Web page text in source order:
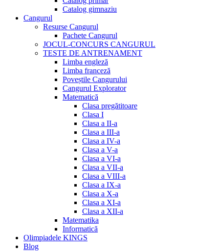
Catalog gimnaziu
Cangurul
Resurse Cangurul
Pachete Cangurul
JOCUL-CONCURS CANGURUL
TESTE DE ANTRENAMENT
Limba engleză
Limba franceză
Poveștile Cangurului
Cangurul Explorator
Matematică
Clasa pregătitoare
Clasa I
Clasa a II-a
Clasa a III-a
Clasa a IV-a
Clasa a V-a
Clasa a VI-a
Clasa a VII-a
Clasa a VIII-a
Clasa a IX-a
Clasa a X-a
Clasa a XI-a
Clasa a XII-a
Matematika
Informatică
Olimpiadele KINGS
Blog